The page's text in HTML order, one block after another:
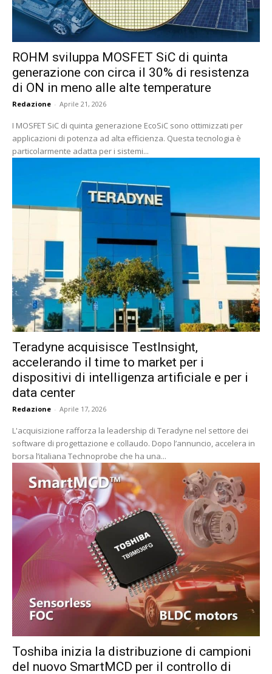
ROHM sviluppa MOSFET SiC di quinta
generazione con circa il 30% di resistenza
di ON in meno alle alte temperature
Redazione - Aprile 21, 2026
I MOSFET SiC di quinta generazione EcoSiC sono ottimizzati per
applicazioni di potenza ad alta efficienza. Questa tecnologia è
particolarmente adatta per i sistemi...
Teradyne acquisisce TestInsight,
accelerando il time to market per i
dispositivi di intelligenza artificiale e per i
data center
Redazione - Aprile 17, 2026
L'acquisizione rafforza la leadership di Teradyne nel settore dei
software di progettazione e collaudo. Dopo l’annuncio, accelera in
borsa l’italiana Technoprobe che ha una...
Toshiba inizia la distribuzione di campioni
del nuovo SmartMCD per il controllo di